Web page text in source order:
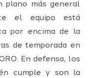
plano más general
el equipo está
por encima de la
de temporada en
En defensa, los
cumple y son la